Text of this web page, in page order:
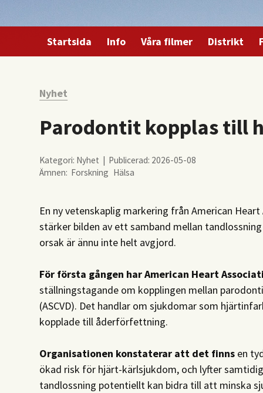
Startsida Info Våra filmer Distrikt
Nyhet
Parodontit kopplas till
Kategori: Nyhet | Publicerad: 2026-05-08
Ämnen: Forskning Hälsa
En ny vetenskaplig markering från American
stärker bilden av ett samband mellan
orsak är ännu inte helt avgjord.
För första gången har American Heart
ställningstagande om kopplingen mellan
(ASCVD). Det handlar om sjukdomar som
kopplade till åderförfettning.
Organisationen konstaterar att det finns en
ökad risk för hjärt-kärlsjukdom, och lyfter
tandlossning potentiellt kan bidra till att minska